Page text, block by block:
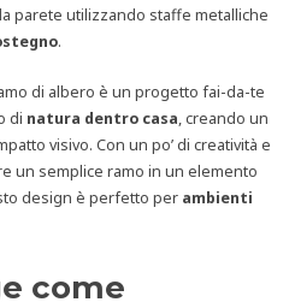
parete utilizzando staffe metalliche
.
di albero è un progetto fai-da-te
di natura dentro casa, creando un
visivo. Con un po’ di creatività e
un semplice ramo in un elemento
design è perfetto per ambienti
come